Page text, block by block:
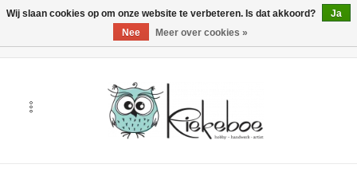
Wij slaan cookies op om onze website te verbeteren. Is dat akkoord?
Ja
Nee
Meer over cookies »